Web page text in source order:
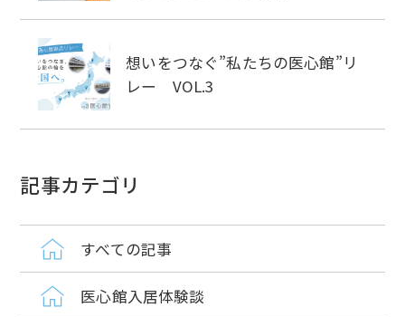
記事カテゴリ
すべての記事
医心館入居体験談
想いをつなぐ”私たちの医心館”リ
レー VOL.3